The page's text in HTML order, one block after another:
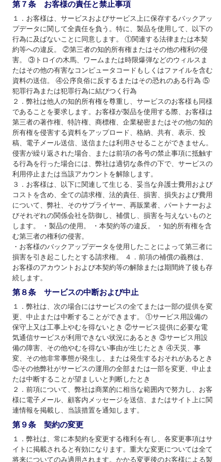
第７条 お客様の責任と禁止事項
１．お客様は、サービスおよびサービス上に保存するバックアッ
プデータに関して全責任を負う。特に、製品を使用して、以下の
行為に及ばないことに同意します。 ①関連する法律または本契
約等への違反。 ②第三者の知的所有権またはその他の権利の侵
害。 ③トロイの木馬、ワームまたは時限爆弾などのウィルスま
たはその他の有害なコンピュータコードもしくはファイルを含む
資料の送信。 ④公序良俗に反するまたはその恐れのある行為 ⑤
犯罪行為または犯罪行為に結びつく行為
２．弊社は他人の知的所有権を尊重し、サービスのお客様も同様
であることを要求します。お客様が製品を使用する際、お客様は
第三者の著作権、特許権、商標権、企業秘密またはその他の知的
所有権を侵害する資料をアップロード、格納、共有、表示、投
稿、電子メール送信、送信または利用させることができません。
侵害が繰り返された場合、または前項の各号の禁止事項に抵触す
る行為を行った場合には、弊社は適切な条件の下で、サービスの
利用停止または当該アカウントを解除します。
３．お客様は、以下に関連して生じる、妥当な弁護士費用および
コストを含め、全ての請求権、法的責任、損害、損失および費用
について、弊社、そのサプライヤー、再販業者、パートナーおよ
びそれぞれの関係会社を防御し、補償し、損害を与えないものと
します。 ・製品の使用。 ・本契約等の違反。 ・知的所有権を含
む第三者の権利の侵害。
・お客様のバックアップデータを使用したことによって第三者に
損害を引き起こしたとする請求権。 ４．前項の補償の義務は、
お客様のアカウントおよび本契約等の解除または期間終了後も存
続します。
第８条 サービスの中断および中止
１．弊社は、次の場合にはサービスの全てまたは一部の提供を変
更、中止または中断することができます。 ①サービス用設備の
保守上又は工事上やむを得ないとき ②サービス提供に必要な電
気通信サービスが利用できない状況にあるとき ③サービス用設
備の障害、その他やむを得ない事由が生じたとき ④天災、事
変、その他非常事態が発生し、または発生するおそれがあるとき
⑤その他弊社がサービスの運用の全部または一部を変更、中止ま
たは中断することが望ましいと判断したとき
２．前項について、弊社は商業的に相当な範囲内で努力し、お客
様に電子メール、顧客内メッセージを送信、またはサイト上に関
連情報を掲載し、当該措置を通知します。
第９条 契約の変更
１．弊社は、常に本契約を変更する権利を有し、各変更事項はサ
イトに掲載されると有効になります。重大な変更については全て
将来についてのみ適用されます。かかる変更後のお客様による製